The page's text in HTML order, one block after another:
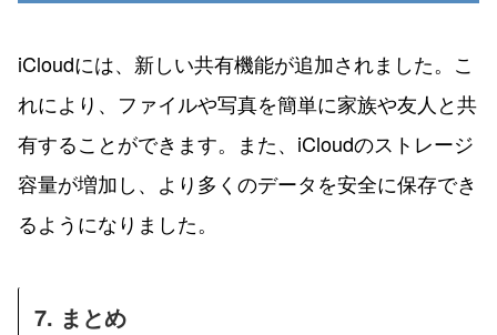
iCloudには、新しい共有機能が追加されました。こ
れにより、ファイルや写真を簡単に家族や友人と共
有することができます。また、iCloudのストレージ
容量が増加し、より多くのデータを安全に保存でき
るようになりました。
7. まとめ